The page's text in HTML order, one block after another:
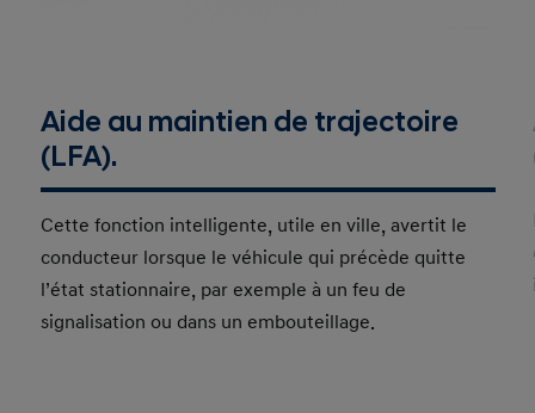
Aide au maintien de trajectoire
(LFA).
Cette fonction intelligente, utile en ville, avertit le
conducteur lorsque le véhicule qui précède quitte
l’état stationnaire, par exemple à un feu de
signalisation ou dans un embouteillage.